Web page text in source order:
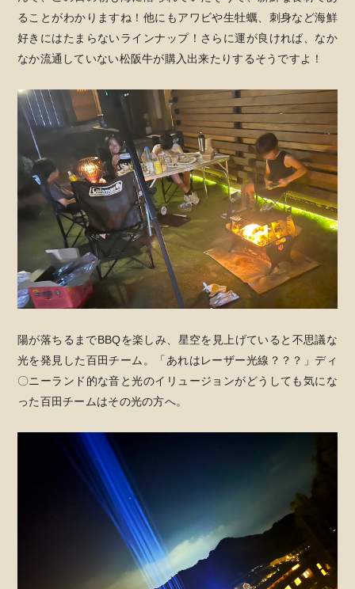
ることがわかりますね！他にもアワビや生牡蠣、刺身など海鮮
好きにはたまらないラインナップ！さらに運が良ければ、なか
なか流通していない松阪牛が購入出来たりするそうですよ！
陽が落ちるまでBBQを楽しみ、星空を見上げていると不思議な
光を発見した百田チーム。「あれはレーザー光線？？？」ディ
〇ニーランド的な音と光のイリュージョンがどうしても気にな
った百田チームはその光の方へ。